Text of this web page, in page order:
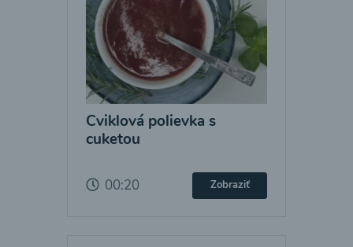
Cviklová polievka s
cuketou
00:20 Zobraziť